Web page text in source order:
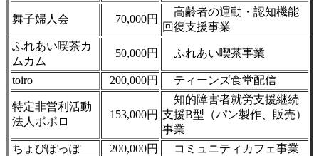
舞子婦人会 70,000円
高齢者の運動・認知機能
回復支援事業
ふれあい喫茶カ
ムカム
50,000円 ふれあい喫茶事業
toiro 200,000円 ティーンズ食堂配信
特定非営利活動
法人ポポロ
153,000円
知的障害者就労支援継続
支援B型（パン製作、販売）
事業
ちょびぽっぽ
200,000円
コミュニティカフェ事業